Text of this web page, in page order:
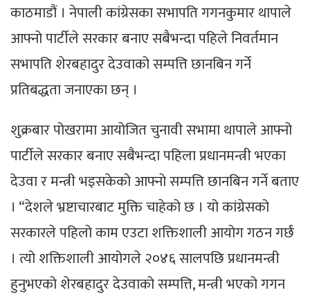
काठमाडौं । नेपाली कांग्रेसका सभापति गगनकुमार थापाले
आफ्नो पार्टीले सरकार बनाए सबैभन्दा पहिले निवर्तमान
सभापति शेरबहादुर देउवाको सम्पत्ति छानबिन गर्ने
प्रतिबद्धता जनाएका छन् ।
शुक्रबार पोखरामा आयोजित चुनावी सभामा थापाले आफ्नो
पार्टीले सरकार बनाए सबैभन्दा पहिला प्रधानमन्त्री भएका
देउवा र मन्त्री भइसकेको आफ्नो सम्पत्ति छानबिन गर्ने बताए
। “देशले भ्रष्टाचारबाट मुक्ति चाहेको छ । यो कांग्रेसको
सरकारले पहिलो काम एउटा शक्तिशाली आयोग गठन गर्छं
। त्यो शक्तिशाली आयोगले २०४६ सालपछि प्रधानमन्त्री
हुनुभएको शेरबहादुर देउवाको सम्पत्ति, मन्त्री भएको गगन